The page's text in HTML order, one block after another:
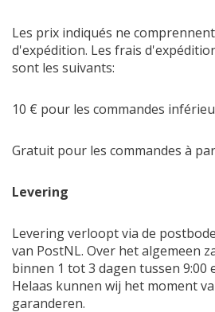
Les prix indiqués ne
d'expédition. Les frais
sont les suivants:
10 € pour les commandes
Gratuit pour les commandes à
Levering
Levering verloopt via de
van PostNL. Over het algemeen
binnen 1 tot 3 dagen tussen 9:00
Helaas kunnen wij het moment
garanderen.